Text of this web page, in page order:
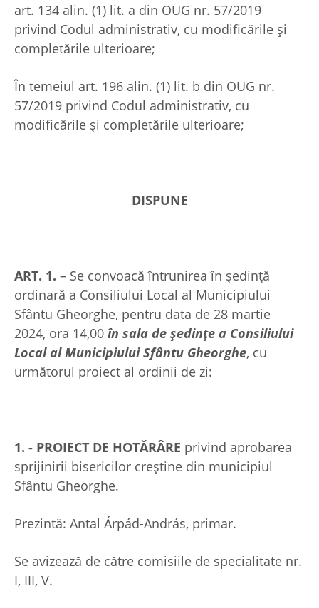
art. 134 alin. (1) lit. a din OUG nr. 57/2019
privind Codul administrativ, cu modificările și
completările ulterioare;
În temeiul art. 196 alin. (1) lit. b din OUG nr.
57/2019 privind Codul administrativ, cu
modificările și completările ulterioare;
DISPUNE
ART. 1. – Se convoacă întrunirea în şedinţă
ordinară a Consiliului Local al Municipiului
Sfântu Gheorghe, pentru data de 28 martie
2024, ora 14,00 în sala de şedinţe a Consiliului
Local al Municipiului Sfântu Gheorghe, cu
următorul proiect al ordinii de zi:
1. - PROIECT DE HOTĂRÂRE privind aprobarea
sprijinirii bisericilor creştine din municipiul
Sfântu Gheorghe.
Prezintă: Antal Árpád-András, primar.
Se avizează de către comisiile de specialitate nr.
I, III, V.